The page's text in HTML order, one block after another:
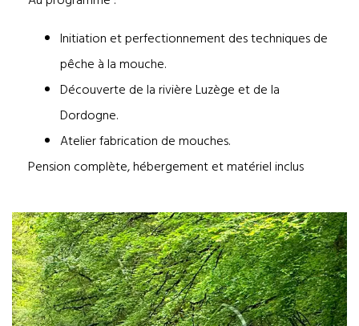
Initiation et perfectionnement des techniques de
pêche à la mouche.
Découverte de la rivière Luzège et de la
Dordogne.
Atelier fabrication de mouches.
Pension complète, hébergement et matériel inclus